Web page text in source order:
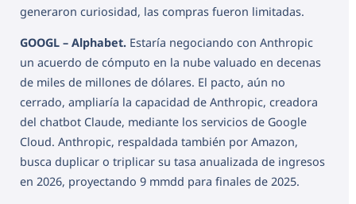
generaron curiosidad, las compras fueron limitadas.
GOOGL – Alphabet. Estaría negociando con Anthropic
un acuerdo de cómputo en la nube valuado en decenas
de miles de millones de dólares. El pacto, aún no
cerrado, ampliaría la capacidad de Anthropic, creadora
del chatbot Claude, mediante los servicios de Google
Cloud. Anthropic, respaldada también por Amazon,
busca duplicar o triplicar su tasa anualizada de ingresos
en 2026, proyectando 9 mmdd para finales de 2025.